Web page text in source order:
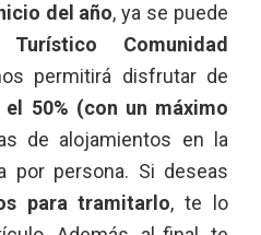
del año, ya se puede
Turístico Comunidad
permitirá disfrutar de
50% (con un máximo
de alojamientos en la
por persona. Si deseas
para tramitarlo, te lo